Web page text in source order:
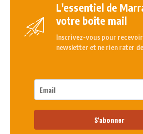
L'essentiel de
votre boîte mail
Inscrivez-vous pour
newsletter et ne rien rater
S'abonner